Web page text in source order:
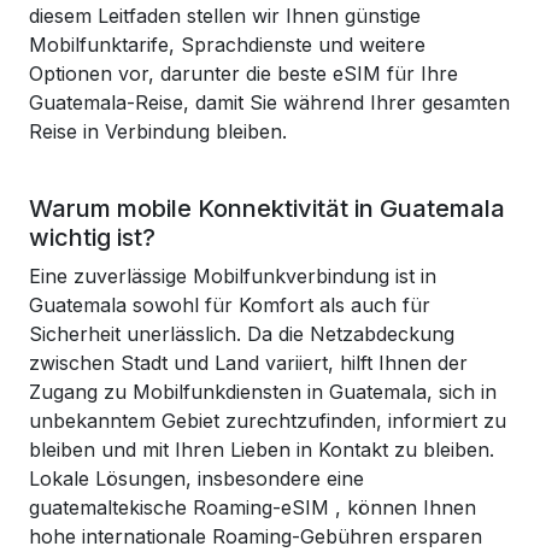
diesem Leitfaden stellen wir Ihnen günstige
Mobilfunktarife, Sprachdienste und weitere
Optionen vor, darunter die beste eSIM für Ihre
Guatemala-Reise, damit Sie während Ihrer gesamten
Reise in Verbindung bleiben.
Warum mobile Konnektivität in Guatemala
wichtig ist?
Eine zuverlässige Mobilfunkverbindung ist in
Guatemala sowohl für Komfort als auch für
Sicherheit unerlässlich. Da die Netzabdeckung
zwischen Stadt und Land variiert, hilft Ihnen der
Zugang zu Mobilfunkdiensten in Guatemala, sich in
unbekanntem Gebiet zurechtzufinden, informiert zu
bleiben und mit Ihren Lieben in Kontakt zu bleiben.
Lokale Lösungen, insbesondere eine
guatemaltekische Roaming-eSIM , können Ihnen
hohe internationale Roaming-Gebühren ersparen